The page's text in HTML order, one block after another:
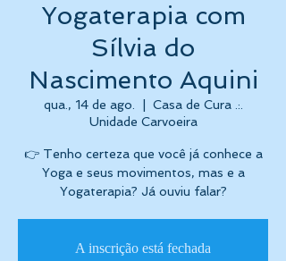
Yogaterapia com
Sílvia do
Nascimento Aquini
qua., 14 de ago.
Casa de Cura .:.
Unidade Carvoeira
👉 Tenho certeza que você já conhece a
Yoga e seus movimentos, mas e a
Yogaterapia? Já ouviu falar?
A inscrição está fechada